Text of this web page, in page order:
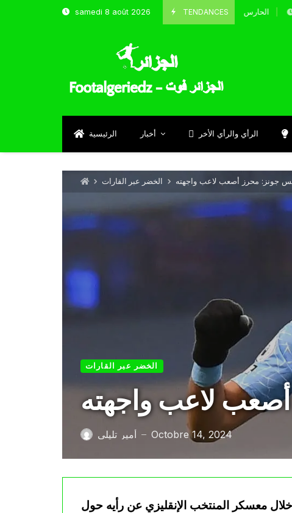
samedi 8 août 2026 TENDANCES
الحارس بوحلفاية يتحدث عن طموحاته مع المنتخب و شباب قسنطينة
الرئيسية أخبار الرأي والرأي الأخر
الخضر عبر القارات جونز: محرز أصعب لاعب واجهته
الخضر عبر القارات
لاعب واجهته
أمير تليلي — Octobre 14, 2024
معسكر المنتخب الإنقليزي عن رأيه حول